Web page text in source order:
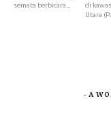
semata berbicara...
di
Utara
- A